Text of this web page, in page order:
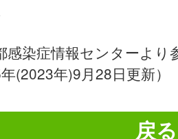
感染症情報センターより
年(2023年)9月28日更新）
戻る